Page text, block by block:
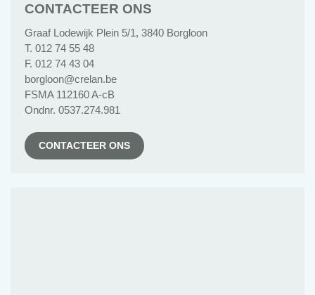
CONTACTEER ONS
Graaf Lodewijk Plein 5/1, 3840 Borgloon
T. 012 74 55 48
F. 012 74 43 04
borgloon@crelan.be
FSMA 112160 A-cB
Ondnr. 0537.274.981
CONTACTEER ONS